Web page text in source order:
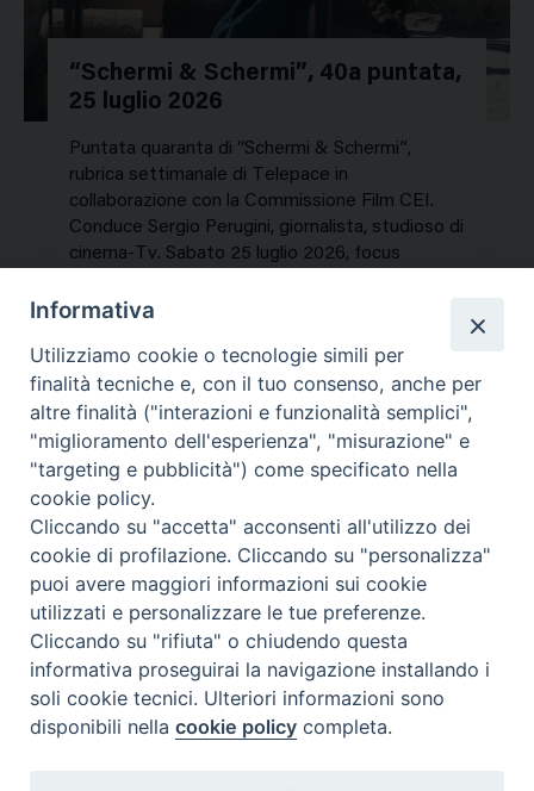
“Schermi & Schermi”, 40a puntata,
25 luglio 2026
Puntata quaranta di “Schermi & Schermi”,
rubrica settimanale di Telepace in
collaborazione con la Commissione Film CEI.
Conduce Sergio Perugini, giornalista, studioso di
cinema-Tv. Sabato 25 luglio 2026, focus
NEWS, PERCORSI TEMATICI
Mercoledì 29 Luglio 2026
Contatti & Info
C.ne Aurelia, 50 – 00165 Roma
Contatti
Informativa
Utilizziamo cookie o tecnologie simili per
finalità tecniche e, con il tuo consenso, anche per
altre finalità ("interazioni e funzionalità semplici",
"miglioramento dell'esperienza", "misurazione" e
"targeting e pubblicità") come specificato nella
cookie policy.
Cliccando su "accetta" acconsenti all'utilizzo dei
cookie di profilazione. Cliccando su "personalizza"
puoi avere maggiori informazioni sui cookie
utilizzati e personalizzare le tue preferenze.
Cliccando su "rifiuta" o chiudendo questa
informativa proseguirai la navigazione installando i
soli cookie tecnici. Ulteriori informazioni sono
disponibili nellacookie policy completa.